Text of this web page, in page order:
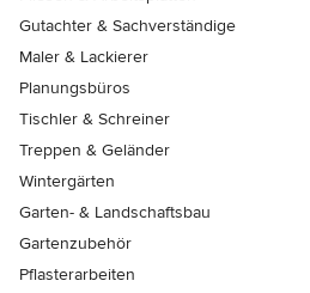
Gutachter & Sachverständige
Maler & Lackierer
Planungsbüros
Tischler & Schreiner
Treppen & Geländer
Wintergärten
Garten- & Landschaftsbau
Gartenzubehör
Pflasterarbeiten